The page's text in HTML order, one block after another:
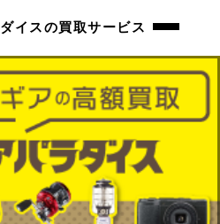
イスの買取サービス